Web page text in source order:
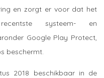
en zorgt er voor dat het
systeem- en
Google Play Protect,
beschermt.
2018 beschikbaar in de